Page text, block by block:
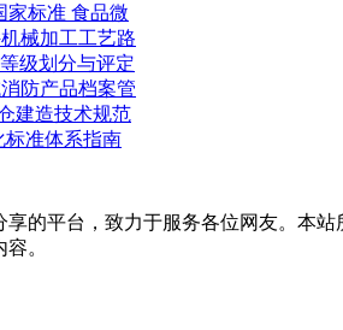
家标准 食品微
械加工工艺路
级划分与评定
防产品档案管
建造技术规范
标准体系指南
的平台，致力于服务各位网友。本
。